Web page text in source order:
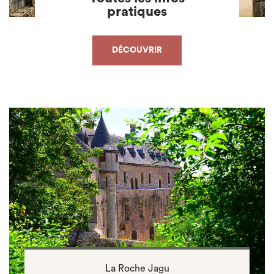
pratiques
DÉCOUVRIR
La Roche Jagu